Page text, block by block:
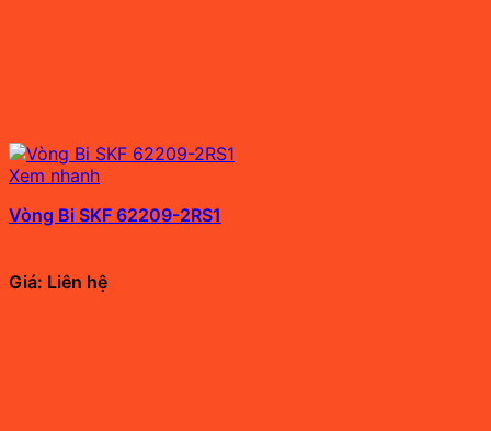
Xem nhanh
Vòng Bi SKF 62209-2RS1
Giá: Liên hệ